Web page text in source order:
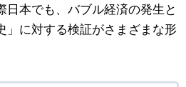
日本でも、バブル経済の発生と
」に対する検証がさまざまな形